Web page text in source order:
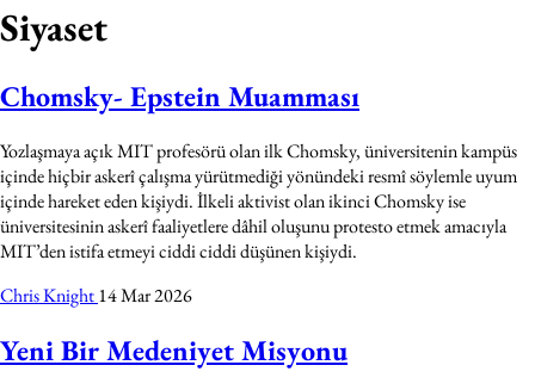
Siyaset
Chomsky- Epstein Muamması
Yozlaşmaya açık MIT profesörü olan ilk Chomsky, üniversitenin kampüs
içinde hiçbir askerî çalışma yürütmediği yönündeki resmî söylemle uyum
içinde hareket eden kişiydi. İlkeli aktivist olan ikinci Chomsky ise
üniversitesinin askerî faaliyetlere dâhil oluşunu protesto etmek amacıyla
MIT’den istifa etmeyi ciddi ciddi düşünen kişiydi.
Chris Knight14 Mar 2026
Yeni Bir Medeniyet Misyonu